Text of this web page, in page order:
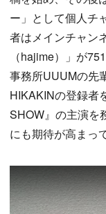
ー」として個人チ
者はメインチャン
（hajime）」が
事務所UUUMの先
HIKAKINの登録者
SHOW』の主演を
にも期待が高まっ